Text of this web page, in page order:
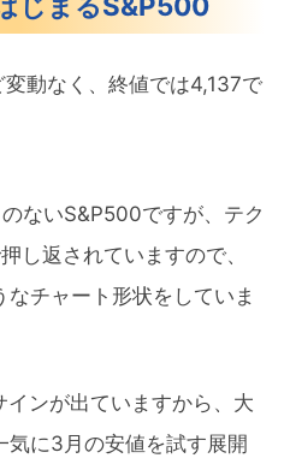
動なく、終値では4,137で
ないS&P500ですが、テク
し返されていますので、
チャート形状をしていま
ンが出ていますから、大
気に3月の安値を試す展開